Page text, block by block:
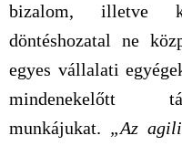
bizalom, illetve
döntéshozatal ne
egyes vállalati
mindenekelőtt
munkájukat. „Az